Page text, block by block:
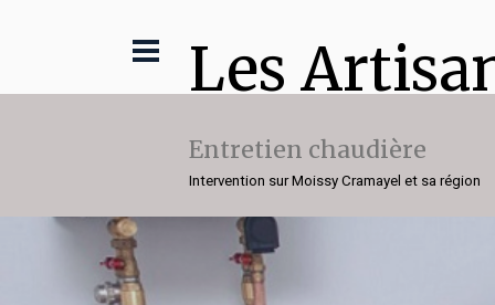
Les
Entretien chaudière
Intervention sur Moissy Cramayel et sa région